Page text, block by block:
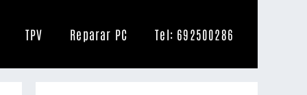
TPV Reparar PC Tel: 692500286